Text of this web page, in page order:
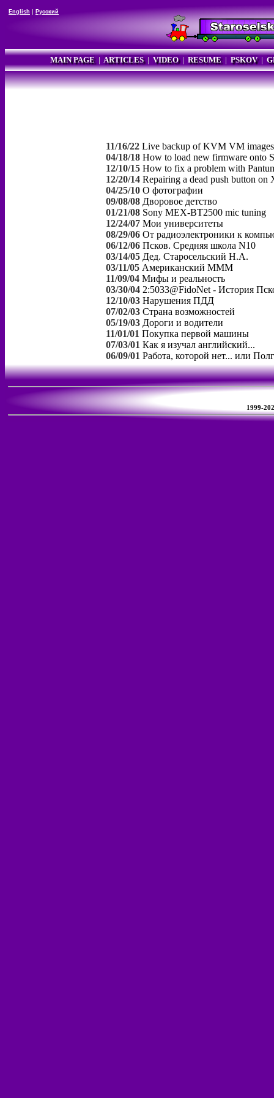
English Русский
MAIN PAGE| ARTICLES| VIDEO| RESUME| PSKOV|
11/16/22 Live backup of KVM VM
04/18/18 How to load new firmware onto
12/10/15 How to fix a problem with
12/20/14 Repairing a dead push button on
04/25/10 О фотографии
09/08/08 Дворовое детство
01/21/08 Sony MEX-BT2500 mic tuning
12/24/07 Мои университеты
08/29/06 От радиоэлектроники к
06/12/06 Псков. Средняя школа N10
03/14/05 Дед. Старосельский Н.А.
03/11/05 Американский МММ
11/09/04 Мифы и реальность
03/30/04 2:5033@FidoNet - История
12/10/03 Нарушения ПДД
07/02/03 Страна возможностей
05/19/03 Дороги и водители
11/01/01 Покупка первой машины
07/03/01 Как я изучал английский...
06/09/01 Работа, которой нет... или
1999-